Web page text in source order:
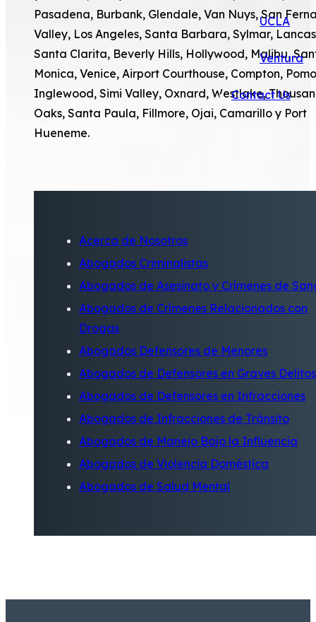
UCLA
Ventura
Contact Us
Pasadena, Burbank, Glendale, Van Nuys, San
Valley, Los Angeles, Santa Barbara, Sylmar,
Santa Clarita, Beverly Hills, Hollywood, Malibu,
Monica, Venice, Airport Courthouse, Compton,
Inglewood, Simi Valley, Oxnard, Westlake,
Oaks, Santa Paula, Fillmore, Ojai, Camarillo y Port
Hueneme.
Acerca de Nosotros
Abogados Criminalistas
Abogados de Asesinato y Crímenes de
Abogados de Crímenes Relacionados con
Drogas
Abogados Defensores de Menores
Abogados de Defensores en Graves Delitos
Abogados de Defensores en Infracciones
Abogados de Infracciones de Tránsito
Abogados de Manejo Bajo la Influencia
Abogados de Violencia Doméstica
Abogados de Salud Mental